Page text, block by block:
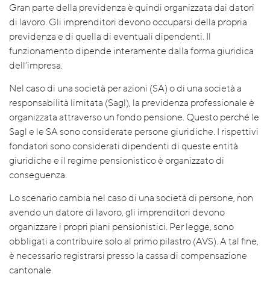
Gran parte della previdenza è quindi organizzata dai datori
di lavoro. Gli imprenditori devono occuparsi della propria
previdenza e di quella di eventuali dipendenti. Il
funzionamento dipende interamente dalla forma giuridica
dell’impresa.
Nel caso di una società per azioni (SA) o di una società a
responsabilità limitata (Sagl), la previdenza professionale è
organizzata attraverso un fondo pensione. Questo perché le
Sagl e le SA sono considerate persone giuridiche. I rispettivi
fondatori sono considerati dipendenti di queste entità
giuridiche e il regime pensionistico è organizzato di
conseguenza.
Lo scenario cambia nel caso di una società di persone, non
avendo un datore di lavoro, gli imprenditori devono
organizzare i propri piani pensionistici. Per legge, sono
obbligati a contribuire solo al primo pilastro (AVS). A tal fine,
è necessario registrarsi presso la cassa di compensazione
cantonale.